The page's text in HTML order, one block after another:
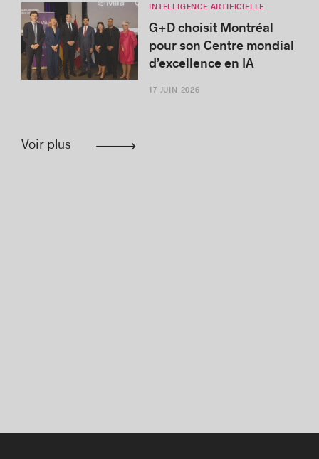
INTELLIGENCE ARTIFICIELLE
G+D choisit Montréal
pour son Centre mondial
d’excellence en IA
17 JUIN 2026
Voir plus